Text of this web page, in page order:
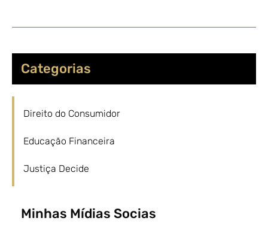
Categorias
Direito do Consumidor
Educação Financeira
Justiça Decide
Minhas Mídias Socias